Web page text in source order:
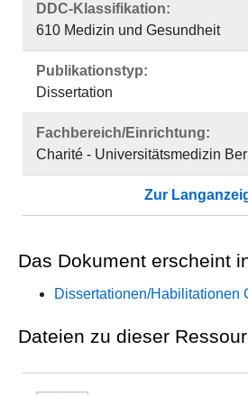
DDC-Klassifikation:
610 Medizin und Gesundheit
Publikationstyp:
Dissertation
Fachbereich/Einrichtung:
Charité - Universitätsmedizin
Zur
Das Dokument erscheint
Dissertationen/Habilitationen
Dateien zu dieser